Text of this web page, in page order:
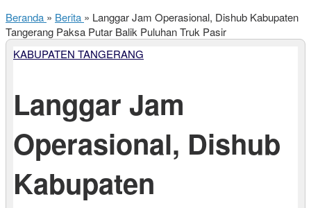
Beranda » Berita » Langgar Jam Operasional, Dishub Kabupaten
Tangerang Paksa Putar Balik Puluhan Truk Pasir
KABUPATEN TANGERANG
Langgar Jam
Operasional, Dishub
Kabupaten